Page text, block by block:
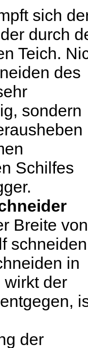
sich
durch
Teich.
des
sondern
Schilfes
Breite von
in
wirkt der
der